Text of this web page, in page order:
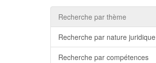
Recherche par thème
Recherche par nature juridique
Recherche par compétences